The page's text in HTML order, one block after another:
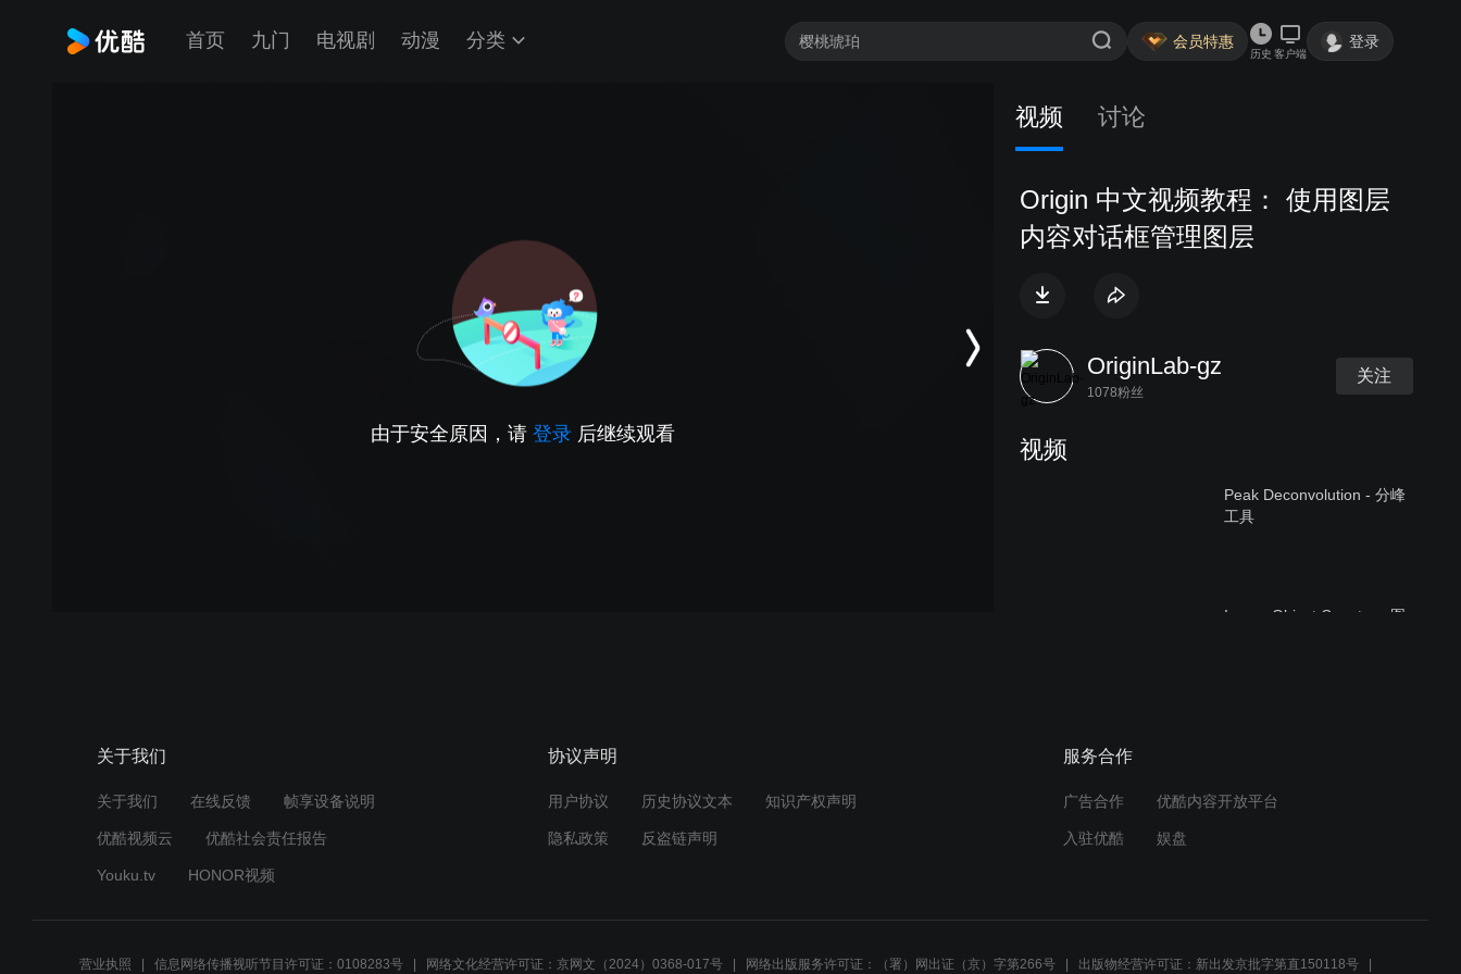
首页 九门 电视剧 动漫 分类 会员特惠
历史 客户端
登录
由于安全原因，请 登录 后继续观看
视频 讨论
Origin 中文视频教程： 使用图层
内容对话框管理图层
OriginLab-gz
1078粉丝
关注
视频
Peak Deconvolution - 分峰
工具
Image Object Counter - 图
关于我们
关于我们 在线反馈 帧享设备说明
优酷视频云 优酷社会责任报告
Youku.tv HONOR视频
协议声明
用户协议 历史协议文本 知识产权声明
隐私政策 反盗链声明
服务合作
广告合作 优酷内容开放平台
入驻优酷 娱盘
营业执照 信息网络传播视听节目许可证：0108283号 网络文化经营许可证：京网文（2024）0368-017号 网络出版服务许可证：（署）网出证（京）字第266号 出版物经营许可证：新出发京批字第直150118号